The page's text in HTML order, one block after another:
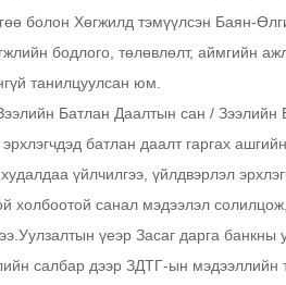
болон Хөгжилд тэмүүлсэн Баян-
бодлого, төлөвлөлт, аймгийн
танилцуулсан юм.
Батлан Даалтын сан /
батлан даалт гаргах
үйлчилгээ, үйлдвэрлэл
холбоотой санал мэдээлэл
үеэр Засаг дарга
салбар дээр ЗДТГ-ын мэдээллийн